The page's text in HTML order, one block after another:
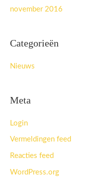
november 2016
Categorieën
Nieuws
Meta
Login
Vermeldingen feed
Reacties feed
WordPress.org